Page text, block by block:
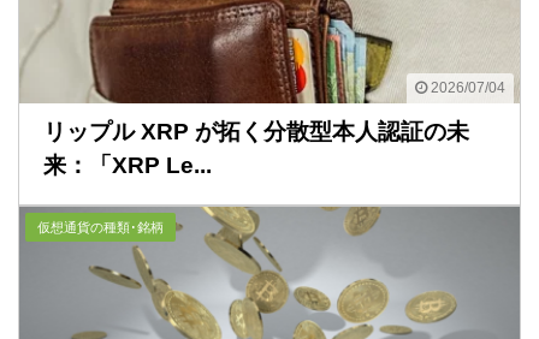
2026/07/04
リップル XRP が拓く分散型本人認証の未
来：「XRP Le...
仮想通貨の種類･銘柄